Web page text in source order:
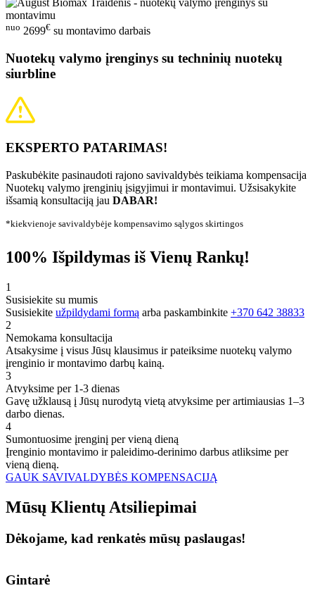
nuo 2699€ su montavimo darbais
Nuotekų valymo įrenginys su techninių nuotekų
siurbline
EKSPERTO PATARIMAS!
Paskubėkite pasinaudoti rajono savivaldybės teikiama kompensacija
Nuotekų valymo įrenginių įsigyjimui ir montavimui. Užsisakykite
išsamią konsultaciją jau DABAR!
*kiekvienoje savivaldybėje kompensavimo sąlygos skirtingos
100% Išpildymas iš Vienų Rankų!
1
Susisiekite su mumis
Susisiekite užpildydami formą arba paskambinkite +370 642 38833
2
Nemokama konsultacija
Atsakysime į visus Jūsų klausimus ir pateiksime nuotekų valymo
įrenginio ir montavimo darbų kainą.
3
Atvyksime per 1-3 dienas
Gavę užklausą į Jūsų nurodytą vietą atvyksime per artimiausias 1–3
darbo dienas.
4
Sumontuosime įrenginį per vieną dieną
Įrenginio montavimo ir paleidimo-derinimo darbus atliksime per
vieną dieną.
GAUK SAVIVALDYBĖS KOMPENSACIJĄ
Mūsų Klientų Atsiliepimai
Dėkojame, kad renkatės mūsų paslaugas!
Gintarė